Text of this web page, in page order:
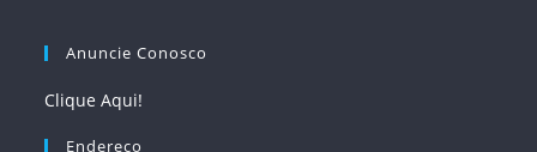
Anuncie Conosco
Clique Aqui!
Endereço